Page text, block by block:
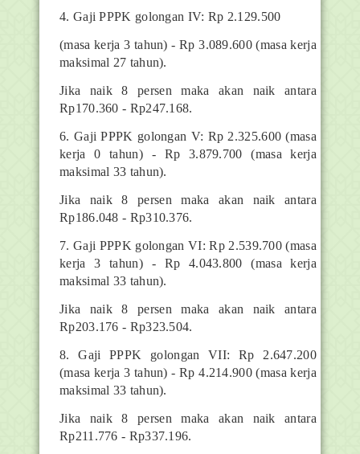
4. Gaji PPPK golongan IV: Rp 2.129.500
(masa kerja 3 tahun) - Rp 3.089.600 (masa kerja
maksimal 27 tahun).
Jika naik 8 persen maka akan naik antara
Rp170.360 - Rp247.168.
6. Gaji PPPK golongan V: Rp 2.325.600 (masa
kerja 0 tahun) - Rp 3.879.700 (masa kerja
maksimal 33 tahun).
Jika naik 8 persen maka akan naik antara
Rp186.048 - Rp310.376.
7. Gaji PPPK golongan VI: Rp 2.539.700 (masa
kerja 3 tahun) - Rp 4.043.800 (masa kerja
maksimal 33 tahun).
Jika naik 8 persen maka akan naik antara
Rp203.176 - Rp323.504.
8. Gaji PPPK golongan VII: Rp 2.647.200
(masa kerja 3 tahun) - Rp 4.214.900 (masa kerja
maksimal 33 tahun).
Jika naik 8 persen maka akan naik antara
Rp211.776 - Rp337.196.